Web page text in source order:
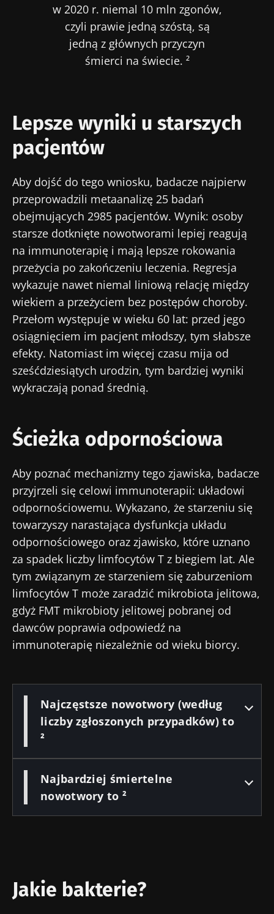
w 2020 r. niemal 10 mln zgonów,
czyli prawie jedną szóstą, są
jedną z głównych przyczyn
śmierci na świecie. ²
Lepsze wyniki u starszych
pacjentów
Aby dojść do tego wniosku, badacze najpierw
przeprowadzili metaanalizę 25 badań
obejmujących 2985 pacjentów. Wynik: osoby
starsze dotknięte nowotworami lepiej reagują
na immunoterapię i mają lepsze rokowania
przeżycia po zakończeniu leczenia. Regresja
wykazuje nawet niemal liniową relację między
wiekiem a przeżyciem bez postępów choroby.
Przełom występuje w wieku 60 lat: przed jego
osiągnięciem im pacjent młodszy, tym słabsze
efekty. Natomiast im więcej czasu mija od
sześćdziesiątych urodzin, tym bardziej wyniki
wykraczają ponad średnią.
Ścieżka odpornościowa
Aby poznać mechanizmy tego zjawiska, badacze
przyjrzeli się celowi immunoterapii: układowi
odpornościowemu. Wykazano, że starzeniu się
towarzyszy narastająca dysfunkcja układu
odpornościowego oraz zjawisko, które uznano
za spadek liczby limfocytów T z biegiem lat. Ale
tym związanym ze starzeniem się zaburzeniom
limfocytów T może zaradzić mikrobiota jelitowa,
gdyż FMT mikrobioty jelitowej pobranej od
dawców poprawia odpowiedź na
immunoterapię niezależnie od wieku biorcy.
Najczęstsze nowotwory (według
liczby zgłoszonych przypadków) to
²
Najbardziej śmiertelne
nowotwory to ²
Jakie bakterie?
Nie odchodź tak
szybko!
„Microbiota Digest” i „Magazyn dla
pracowników służby zdrowia”, aby być na